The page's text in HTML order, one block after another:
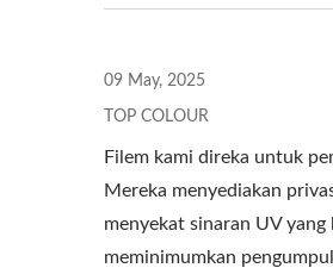
09 May, 2025
TOP COLOUR
Filem kami direka untuk
Mereka menyediakan
menyekat sinaran UV
meminimumkan